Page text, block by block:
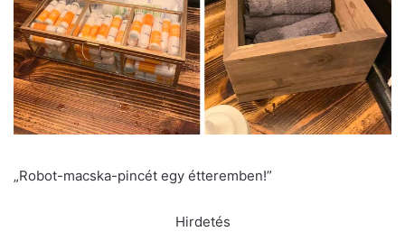
„Robot-macska-pincét egy étteremben!”
Hirdetés